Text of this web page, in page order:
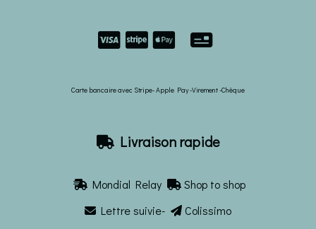
 
Carte bancaire avec Stripe- Apple Pay -Virement -Chèque
 Livraison rapide
 Mondial Relay  Shop to shop
 Lettre suivie-  Colissimo